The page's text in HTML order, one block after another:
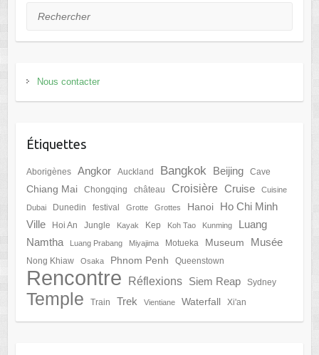
Rechercher
Nous contacter
Étiquettes
Aborigènes Angkor Auckland Bangkok Beijing Cave
Chiang Mai Chongqing château Croisière Cruise Cuisine
Dubai Dunedin festival Grotte Grottes Hanoi
Ho Chi Minh
Ville
Hoi An Jungle Kayak Kep Koh Tao Kunming
Luang
Namtha
Luang Prabang Miyajima Motueka Museum Musée
Nong Khiaw Osaka Phnom Penh Queenstown
Rencontre Réflexions Siem Reap Sydney
Temple Train Trek Vientiane Waterfall Xi'an